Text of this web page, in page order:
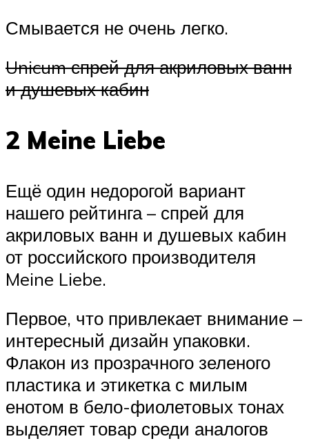
Смывается не очень легко.
Unicum спрей для акриловых ванн
и душевых кабин
2 Meine Liebe
Ещё один недорогой вариант
нашего рейтинга – спрей для
акриловых ванн и душевых кабин
от российского производителя
Meine Liebe.
Первое, что привлекает внимание –
интересный дизайн упаковки.
Флакон из прозрачного зеленого
пластика и этикетка с милым
енотом в бело-фиолетовых тонах
выделяет товар среди аналогов